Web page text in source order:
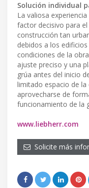
Solución individual
La valiosa
factor decisivo para
construcción tan
debidos a los
condiciones de la
ajuste preciso y una
grúa antes del inicio
limitado espacio de la
aprovecharse de
funcionamiento de la
www.liebherr.com
Solicite más